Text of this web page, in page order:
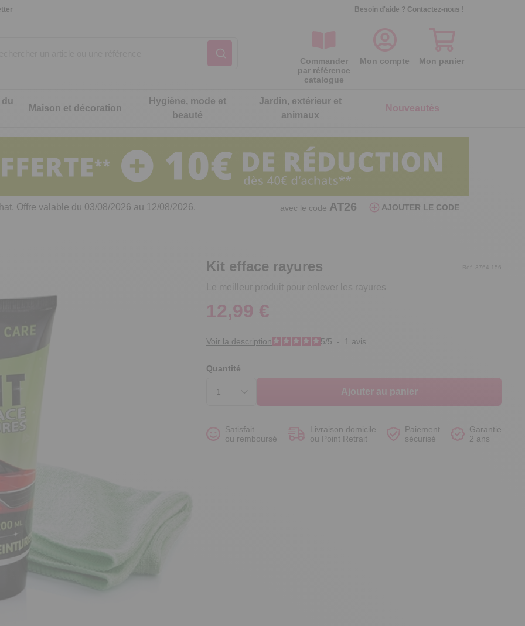
Besoin d'aide ? Contactez-nous !
Commander
par référence
catalogue
Mon compte Mon panier
cuisine
de cuisine malins
Notre produit du mois
Séparateur oeufs poule
Par aspiration, elle sépare le blanc du
Notre produit du mois
Maison et décoration
Notre produit du mois
Lot de 2 galettes de chaise
réversibles
Hygiène, mode et
beauté
intimité
Notre produit du mois
Lot de 2 gants microfibre nettoie
lunettes
Jardin, extérieur et
animaux
Notre produit du mois
Lot de 2 embouts d'arrosage
Assurez un arrosage ciblé et précis
Nouveautés
Notre produit du mois
Offre valable du 03/08/2026 au 12/08/2026. avec le code AT26 AJOUTER LE CODE
Kit efface rayures
Le meilleur produit pour enlever les rayures
Réf. 3764.156
12,99 €
Voir la description 5/5 - 1 avis
Quantité
Ajouter au panier
Satisfait
ou remboursé
Livraison domicile
ou Point Retrait
Paiement
sécurisé
Garantie
2 ans